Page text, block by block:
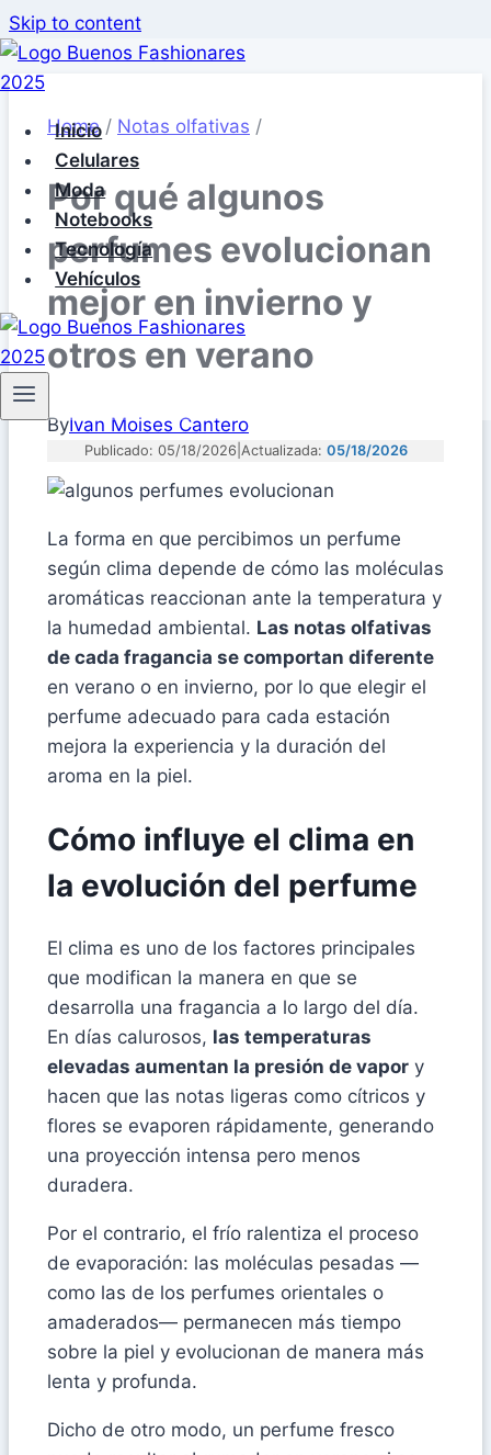
Skip to content
Inicio
Celulares
Moda
Notebooks
Tecnología
Vehículos
Home / Notas olfativas /
Por qué algunos
perfumes evolucionan
mejor en invierno y
otros en verano
ByIvan Moises Cantero
Publicado: 05/18/2026 Actualizada: 05/18/2026
La forma en que percibimos un perfume
según clima depende de cómo las moléculas
aromáticas reaccionan ante la temperatura y
la humedad ambiental. Las notas olfativas
de cada fragancia se comportan diferente
en verano o en invierno, por lo que elegir el
perfume adecuado para cada estación
mejora la experiencia y la duración del
aroma en la piel.
Cómo influye el clima en
la evolución del perfume
El clima es uno de los factores principales
que modifican la manera en que se
desarrolla una fragancia a lo largo del día.
En días calurosos, las temperaturas
elevadas aumentan la presión de vapor y
hacen que las notas ligeras como cítricos y
flores se evaporen rápidamente, generando
una proyección intensa pero menos
duradera.
Por el contrario, el frío ralentiza el proceso
de evaporación: las moléculas pesadas —
como las de los perfumes orientales o
amaderados— permanecen más tiempo
sobre la piel y evolucionan de manera más
lenta y profunda.
Dicho de otro modo, un perfume fresco